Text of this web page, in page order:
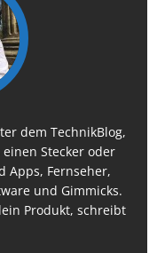
dem TechnikBlog,
Stecker oder
Apps, Fernseher,
und Gimmicks.
Produkt, schreibt